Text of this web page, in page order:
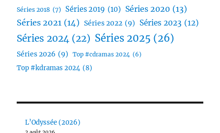
Séries 2018 (7) Séries 2019 (10) Séries 2020 (13)
Séries 2021 (14) Séries 2022 (9) Séries 2023 (12)
Séries 2024 (22) Séries 2025 (26)
Séries 2026 (9) Top #cdramas 2024 (6)
Top #kdramas 2024 (8)
L’Odyssée (2026)